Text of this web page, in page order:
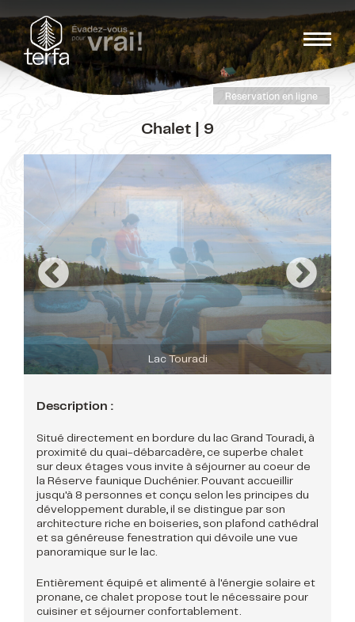
Réservation en ligne
Chalet | 9
Description :
Situé directement en bordure du lac Grand Touradi, à
proximité du quai-débarcadère, ce superbe chalet
sur deux étages vous invite à séjourner au coeur de
la Réserve faunique Duchénier. Pouvant accueillir
jusqu'à 8 personnes et conçu selon les principes du
développement durable, il se distingue par son
architecture riche en boiseries, son plafond cathédral
et sa généreuse fenestration qui dévoile une vue
panoramique sur le lac.
Entièrement équipé et alimenté à l'énergie solaire et
pronane, ce chalet propose tout le nécessaire pour
cuisiner et séjourner confortablement.